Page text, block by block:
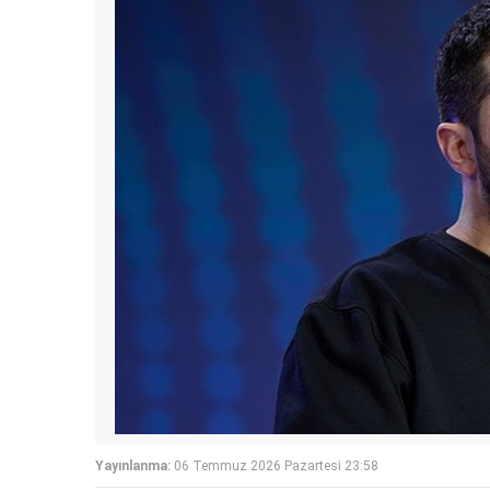
Yayınlanma: 06 Temmuz 2026 Pazartesi 23:58